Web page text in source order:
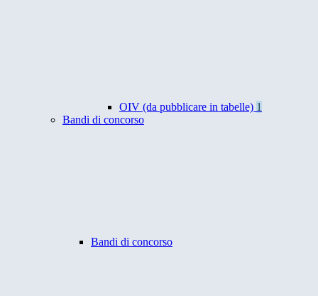
OIV (da pubblicare in tabelle) 1
Bandi di concorso
Bandi di concorso